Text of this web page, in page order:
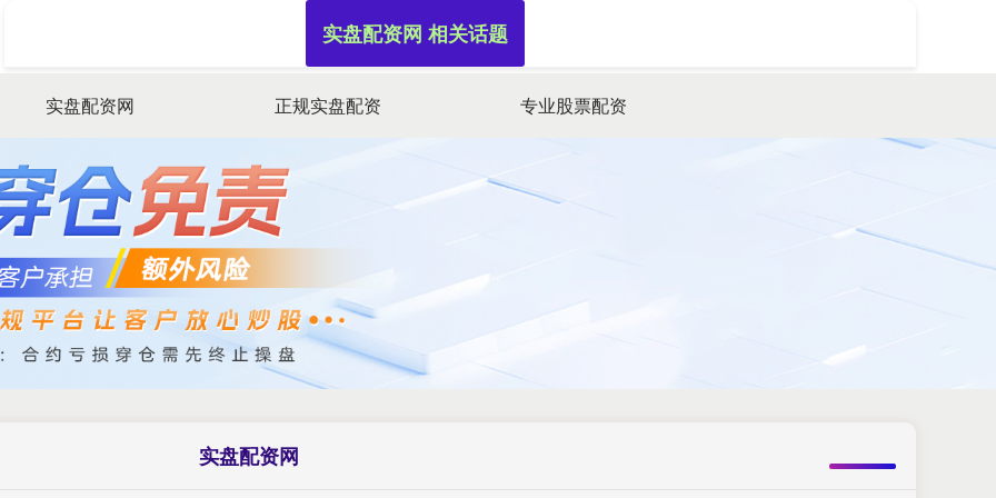
实盘配资网 正规实盘配资 专业股票配资
实盘配资网
实盘配资网 相关话题